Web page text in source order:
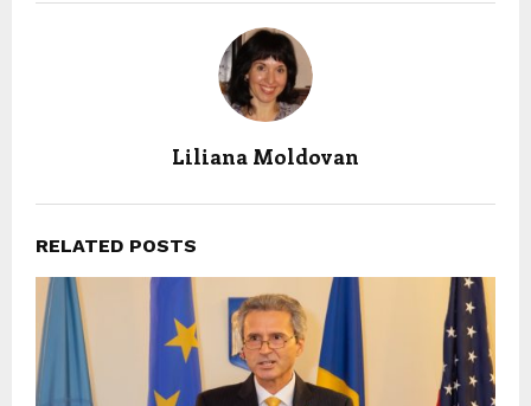
Liliana Moldovan
RELATED POSTS